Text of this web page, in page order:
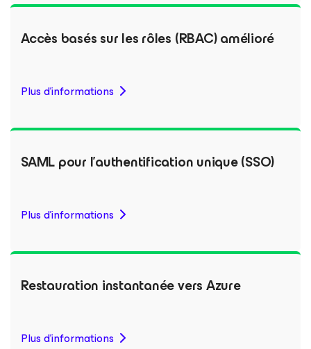
Accès basés sur les rôles (RBAC) amélioré
Plus d'informations
SAML pour l’authentification unique (SSO)
Plus d'informations
Restauration instantanée vers Azure
Plus d'informations